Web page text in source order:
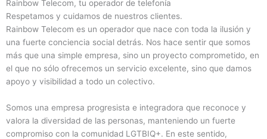
Rainbow Telecom, tu operador de telefonía
Respetamos y cuidamos de nuestros clientes.
Rainbow Telecom es un operador que nace con toda la ilusión y
una fuerte conciencia social detrás. Nos hace sentir que somos
más que una simple empresa, sino un proyecto comprometido, en
el que no sólo ofrecemos un servicio excelente, sino que damos
apoyo y visibilidad a todo un colectivo.
Somos una empresa progresista e integradora que reconoce y
valora la diversidad de las personas, manteniendo un fuerte
compromiso con la comunidad LGTBIQ+. En este sentido,